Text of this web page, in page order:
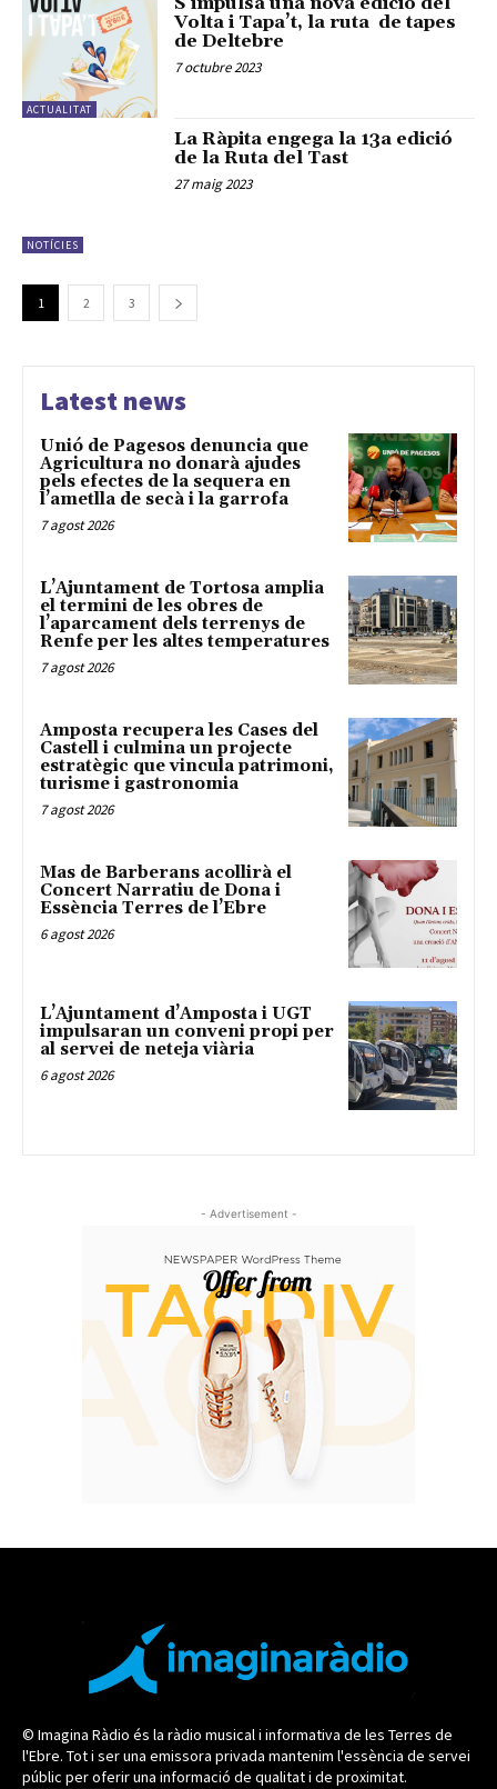
ACTUALITAT
Volta i Tapa’t, la ruta de tapes
de Deltebre
7 octubre 2023
NOTÍCIES
La Ràpita engega la 13a edició
de la Ruta del Tast
27 maig 2023
1 2 3
Latest news
Unió de Pagesos denuncia que
Agricultura no donarà ajudes
pels efectes de la sequera en
l’ametlla de secà i la garrofa
7 agost 2026
L’Ajuntament de Tortosa amplia
el termini de les obres de
l’aparcament dels terrenys de
Renfe per les altes temperatures
7 agost 2026
Amposta recupera les Cases del
Castell i culmina un projecte
estratègic que vincula patrimoni,
turisme i gastronomia
7 agost 2026
Mas de Barberans acollirà el
Concert Narratiu de Dona i
Essència Terres de l’Ebre
6 agost 2026
L’Ajuntament d’Amposta i UGT
impulsaran un conveni propi per
al servei de neteja viària
6 agost 2026
- Advertisement -
© Imagina Ràdio és la ràdio musical i informativa de les Terres de
l'Ebre. Tot i ser una emissora privada mantenim l'essència de servei
públic per oferir una informació de qualitat i de proximitat.